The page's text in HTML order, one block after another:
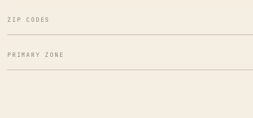
ZIP CODES
PRIMARY ZONE